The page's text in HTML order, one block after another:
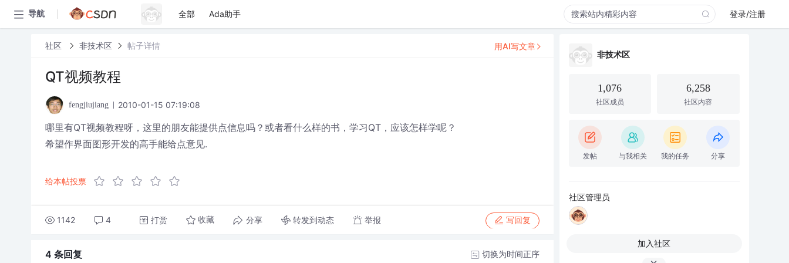
导航 全部 Ada助手 登录/注册
社区 非技术区 帖子详情
QT视频教程
fengjiujiang 2010-01-15 07:19:08
哪里有QT视频教程呀，这里的朋友能提供点信息吗？或者看什么样的书，学习QT，应该怎样学呢？
希望作界面图形开发的高手能给点意见.
给本帖投票
1142 4 打赏 收藏 分享 转发到动态 举报 写回复
用AI写文章
4 条回复 切换为时间正序
非技术区
1,076
社区成员
6,258
社区内容
发帖 与我相关 我的任务 分享
社区管理员
加入社区